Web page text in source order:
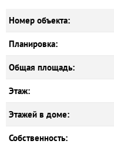
Номер объекта:
Планировка:
Общая площадь:
Этаж:
Этажей в доме:
Собственность: